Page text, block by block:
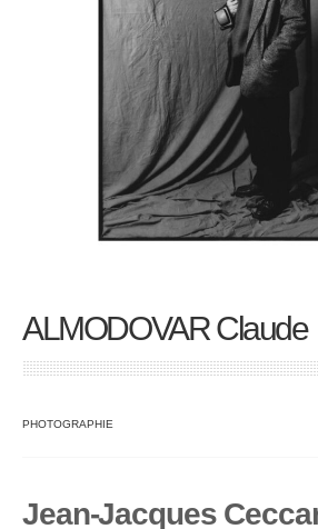
ALMODOVAR Claude
PHOTOGRAPHIE
Jean-Jacques